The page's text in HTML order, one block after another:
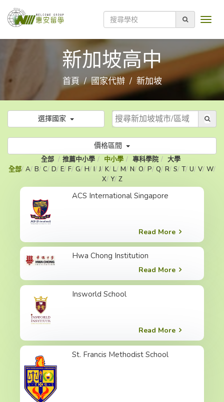
新加坡高中
首頁 國家代辦 新加坡
選擇國家
價格區間
全部 推薦中小學 中小學 專科學院
大學
全部 A B C D E F G H I J K L M N O P Q R S T U V W
X Y Z
ACS International Singapore
Read More
Hwa Chong Institution
Read More
Insworld School
Read More
St. Francis Methodist School